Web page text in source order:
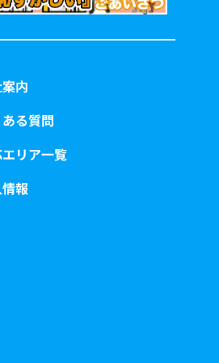
内
る質問
リア一覧
報